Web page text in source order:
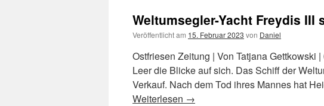
Weltumsegler-Yacht Freydis III
Veröffentlicht am 15. Februar 2023 von Daniel
Ostfriesen Zeitung | Von Tatjana Gettkowski
Leer die Blicke auf sich. Das Schiff der
Verkauf. Nach dem Tod ihres Mannes hat
Weiterlesen →